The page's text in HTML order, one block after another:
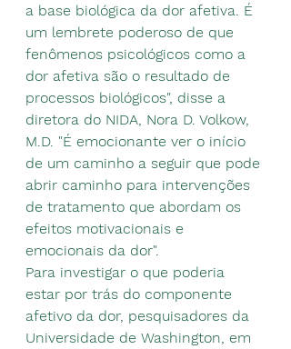
a base biológica da dor afetiva. É
um lembrete poderoso de que
fenômenos psicológicos como a
dor afetiva são o resultado de
processos biológicos", disse a
diretora do NIDA, Nora D. Volkow,
M.D. "É emocionante ver o início
de um caminho a seguir que pode
abrir caminho para intervenções
de tratamento que abordam os
efeitos motivacionais e
emocionais da dor".
Para investigar o que poderia
estar por trás do componente
afetivo da dor, pesquisadores da
Universidade de Washington, em